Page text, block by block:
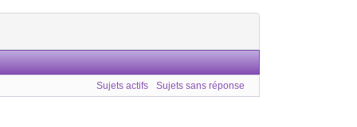
Sujets actifs Sujets sans réponse